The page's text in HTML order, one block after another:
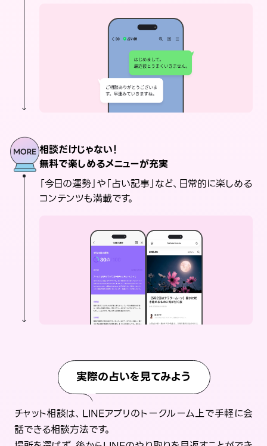
相談だけじゃない！
無料で楽しめるメニューが充実
「今日の運勢」や「占い記事」など、日常的に楽しめる
コンテンツも満載です。
実際の占いを見てみよう
チャット相談は、LINEアプリのトークルーム上で手軽に会
話できる相談方法です。